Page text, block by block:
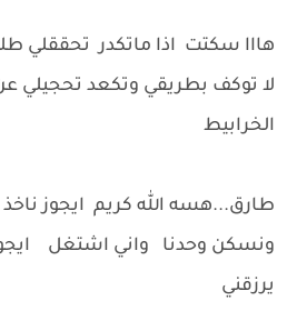
هااا سكتت اذا ماتكدر تحققلي
لا توكف بطريقي وتكعد تحجيلي
الخرابيط
طارق...هسه الله كريم ايجوز ناخذ
ونسكن وحدنا واني اشتغل
يرزقني